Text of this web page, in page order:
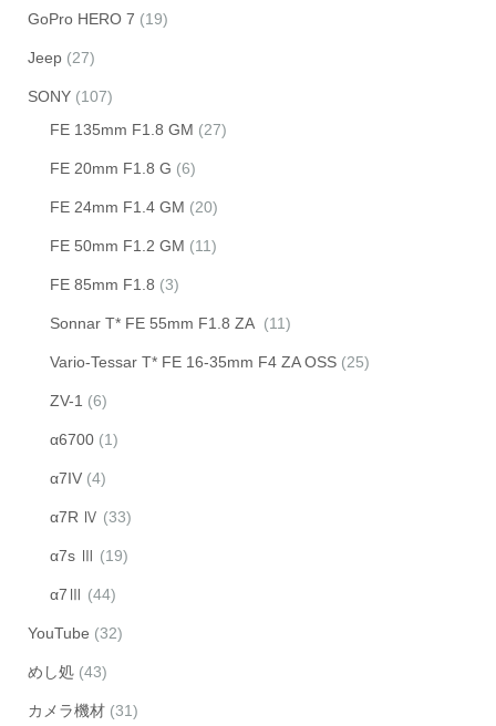
GoPro HERO 7 (19)
Jeep (27)
SONY (107)
FE 135mm F1.8 GM (27)
FE 20mm F1.8 G (6)
FE 24mm F1.4 GM (20)
FE 50mm F1.2 GM (11)
FE 85mm F1.8 (3)
Sonnar T* FE 55mm F1.8 ZA (11)
Vario-Tessar T* FE 16-35mm F4 ZA OSS (25)
ZV-1 (6)
α6700 (1)
α7IV (4)
α7R Ⅳ (33)
α7s Ⅲ (19)
α7Ⅲ (44)
YouTube (32)
めし処 (43)
カメラ機材 (31)